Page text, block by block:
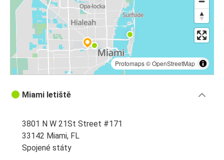
Protomaps©OpenStreetMap
Miami letiště
3801 N W 21St Street #171
33142 Miami, FL
Spojené státy